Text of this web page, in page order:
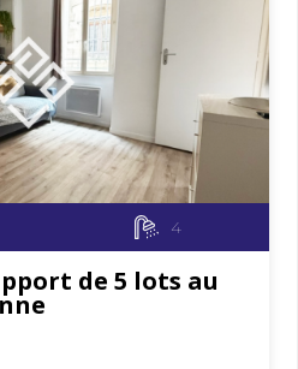
4
de 5 lots au